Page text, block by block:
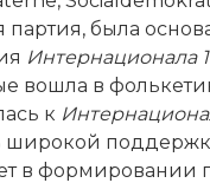
и право
партия, была
Интернационала
вошла в
к
широкой
в формировании